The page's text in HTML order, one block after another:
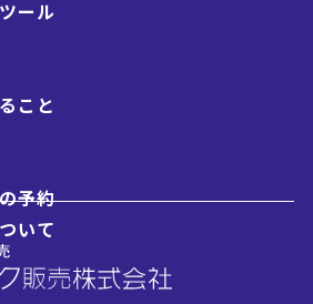
ール
こと
予約
いて